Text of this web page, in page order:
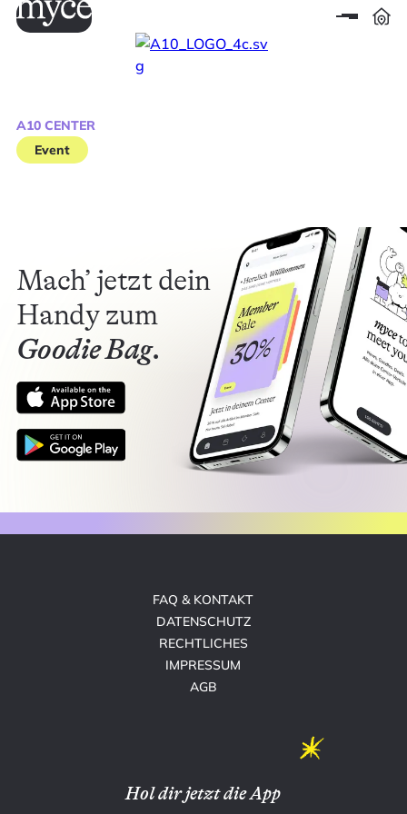
A10 CENTER
Event
Mach’ jetzt dein
Handy zum
Goodie Bag.
FAQ & KONTAKT
DATENSCHUTZ
RECHTLICHES
IMPRESSUM
AGB
Hol dir jetzt die App